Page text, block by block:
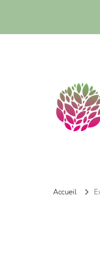
Frugalité dans
Accueil